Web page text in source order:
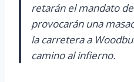
retarán el mandato
provocarán una
la carretera a
camino al infierno.